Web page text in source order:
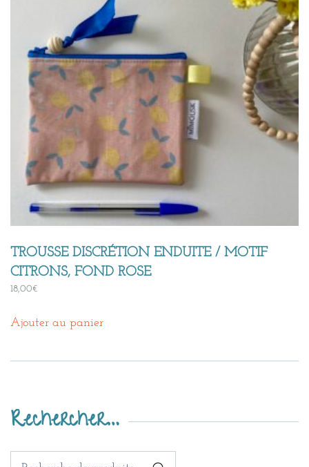
TROUSSE DISCRÉTION ENDUITE / MOTIF
CITRONS, FOND ROSE
18,00€
Ajouter au panier
Rechercher…
Recherche